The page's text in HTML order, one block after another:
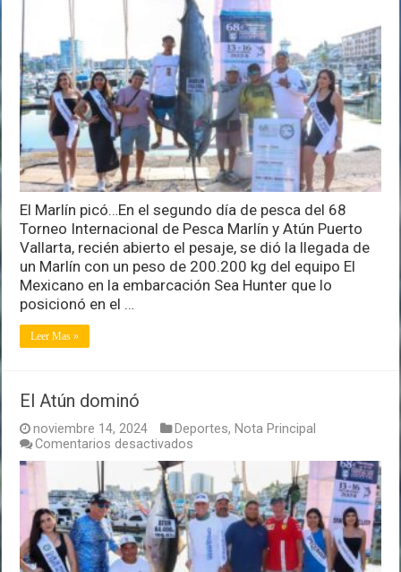
Marlín
picó…
El Marlín picó…En el segundo día de pesca del 68
Torneo Internacional de Pesca Marlín y Atún Puerto
Vallarta, recién abierto el pesaje, se dió la llegada de
un Marlín con un peso de 200.200 kg del equipo El
Mexicano en la embarcación Sea Hunter que lo
posicionó en el …
Leer Mas »
El Atún dominó
noviembre 14, 2024 Deportes, Nota Principal
Comentarios desactivados
Atún
dominó